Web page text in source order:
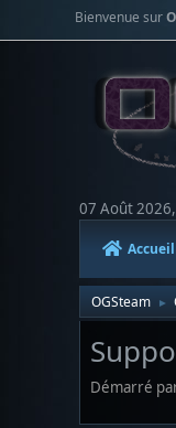
Bienvenue sur
07 Août
Accueil
OGSteam ►
Démarré